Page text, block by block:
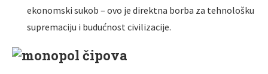
ekonomski sukob – ovo je direktna borba za tehnološku
supremaciju i budućnost civilizacije.